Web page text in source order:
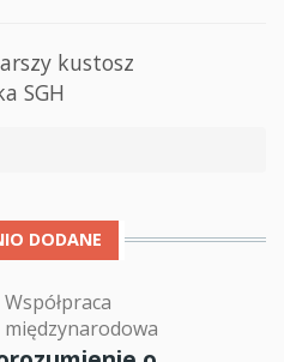
kustosz
SGH
DODANE
Współpraca
międzynarodowa